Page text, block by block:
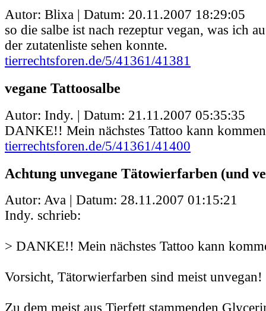
Autor: Blixa | Datum: 20.11.2007 18:29:05
so die salbe ist nach rezeptur vegan, was ich
der zutatenliste sehen konnte.
tierrechtsforen.de/5/41361/41381
vegane Tattoosalbe
Autor: Indy. | Datum: 21.11.2007 05:35:35
DANKE!! Mein nächstes Tattoo kann
tierrechtsforen.de/5/41361/41400
Achtung unvegane Tätowierfarben (und
Autor: Ava | Datum: 28.11.2007 01:15:21
Indy. schrieb:
> DANKE!! Mein nächstes Tattoo kann
Vorsicht, Tätorwierfarben sind meist unvegan!
Zu dem meist aus Tierfett stammenden